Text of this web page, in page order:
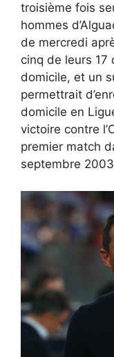
troisième fois
hommes
de mercredi
cinq de leurs 17
domicile, et un
permettrait
domicile en
victoire contre
premier match
septembre